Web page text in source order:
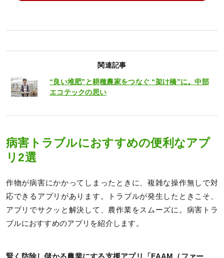
関連記事
“良い堆肥”と耕種農家をつなぐ “架け橋”に。中部
エコテックの思い
病害トラブルにおすすめの便利なアプ
リ2選
作物が病害にかかってしまったときに、複雑な操作無しで対
応できるアプリがあります。トラブルが発生したときこそ、
アプリでサクッと解決して、農作業をスムーズに。病害トラ
ブルにおすすめのアプリを紹介します。